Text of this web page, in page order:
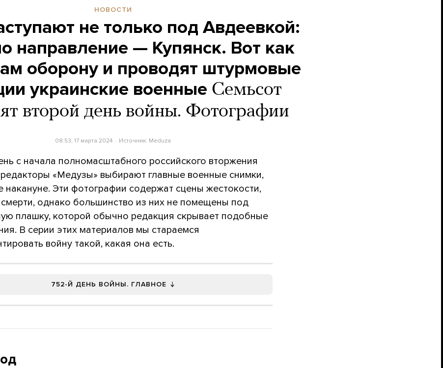
НОВОСТИ
не только под Авдеевкой:
направление — Купянск. Вот как
оборону и проводят штурмовые
украинские военные Семьсот
второй день войны. Фотографии
08:53, 17 марта 2024 Источник: Meduza
с начала полномасштабного российского вторжения
«Медузы» выбирают главные военные снимки,
накануне. Эти фотографии содержат сцены жестокости,
однако большинство из них не помещены под
плашку, которой обычно редакция скрывает подобные
В серии этих материалов мы стараемся
войну такой, какая она есть.
752-Й ДЕНЬ ВОЙНЫ. ГЛАВНОЕ